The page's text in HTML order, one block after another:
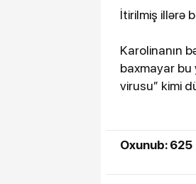
İtirilmiş illərə
Karolinanın
baxmayar bu
virusu” kimi
Oxunub: 625